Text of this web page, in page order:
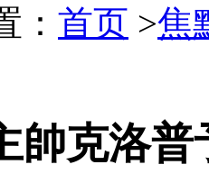
： 首页 >焦
帥克洛